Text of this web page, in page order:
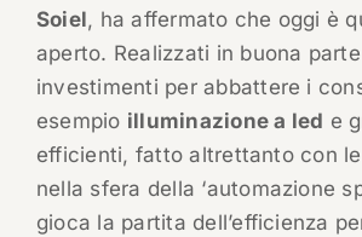
Soiel, ha affermato che oggi è
aperto. Realizzati in buona
investimenti per abbattere i
esempio illuminazione a led e
efficienti, fatto altrettanto con le
nella sfera della ‘automazione
gioca la partita dell’efficienza